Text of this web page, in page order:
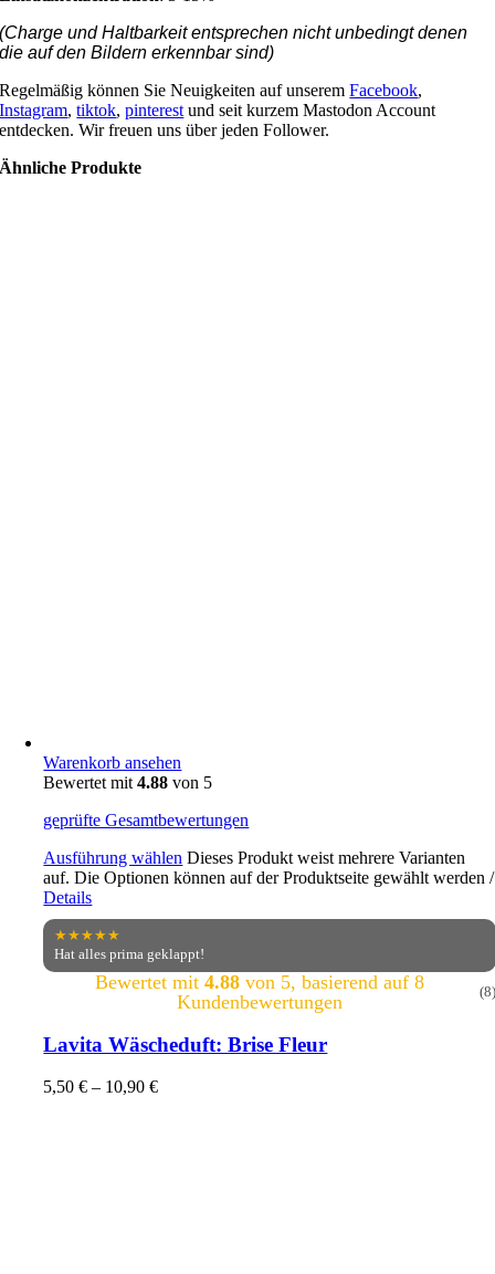
(Charge und Haltbarkeit entsprechen nicht unbedingt denen
die auf den Bildern erkennbar sind)
Regelmäßig können Sie Neuigkeiten auf unseremFacebook,
Instagram,tiktok,pinterest und seit kurzem Mastodon Account
entdecken. Wir freuen uns über jeden Follower.
Ähnliche Produkte
Warenkorb ansehen
Bewertet mit4.88 von 5
geprüfte Gesamtbewertungen
Ausführung wählen Dieses Produkt weist mehrere Varianten
auf. Die Optionen können auf der Produktseite gewählt werden/
Details
★★★★★
Hat alles prima geklappt!
Bewertet mit 4.88von 5, basierend auf 8
Kundenbewertungen
(8)
Lavita Wäscheduft: Brise Fleur
5,50€ – 10,90€